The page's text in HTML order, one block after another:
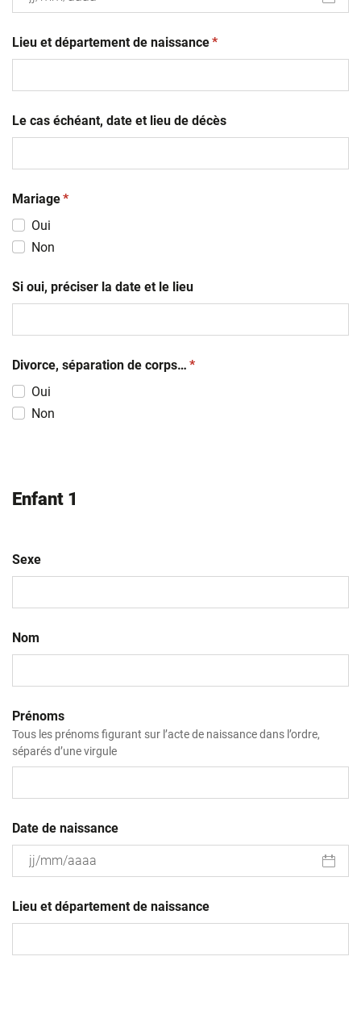
slash
MM
Lieu et département de naissance(obligatoire)
*
Le cas échéant, date et lieu de décès
Mariage(obligatoire)
*
Oui
Non
Si oui, préciser la date et le lieu
Divorce, séparation de corps… (obligatoire)
*
Oui
Non
Enfant 1
Sexe
Nom
Prénoms
Tous les prénoms figurant sur l’acte de naissance dans l’ordre,
séparés d’une virgule
Date de naissance
slash
MM
Lieu et département de naissance